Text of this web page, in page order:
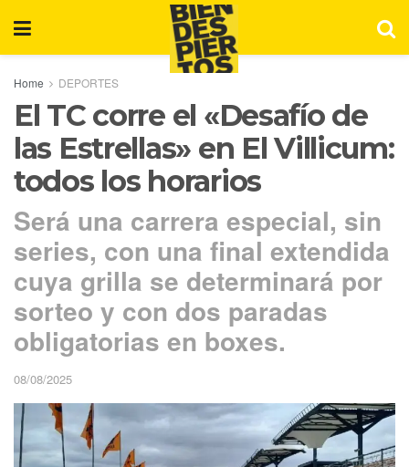
Home DEPORTES
El TC corre el «Desafío de
las Estrellas» en El Villicum:
todos los horarios
Será una carrera especial, sin
series, con una final extendida
cuya grilla se determinará por
sorteo y con dos paradas
obligatorias en boxes.
08/08/2025